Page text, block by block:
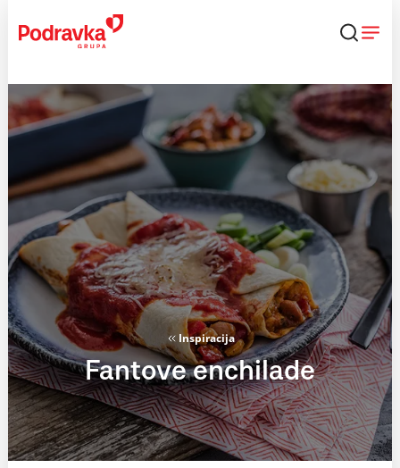
content
Inspiracija
Fantove enchilade